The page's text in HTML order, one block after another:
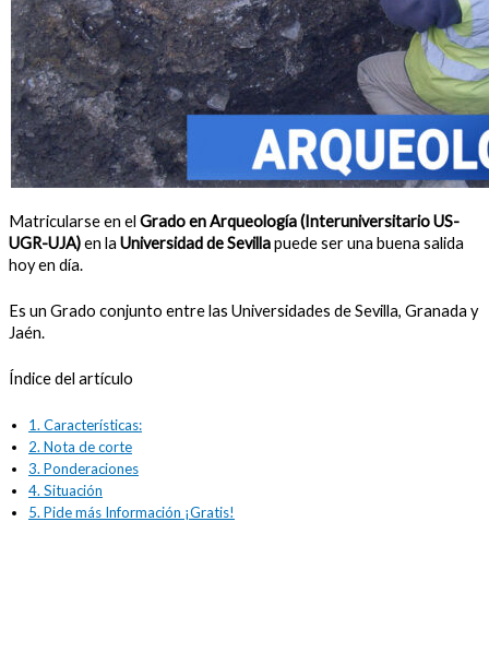
Matricularse en el Grado en Arqueología (Interuniversitario US-
UGR-UJA)en la Universidad de Sevillapuede ser una buena salida
hoy en día.
Es un Grado conjunto entre las Universidades de Sevilla, Granada y
Jaén.
Índice del artículo
1. Características:
2. Nota de corte
3. Ponderaciones
4. Situación
5. Pide más Información ¡Gratis!